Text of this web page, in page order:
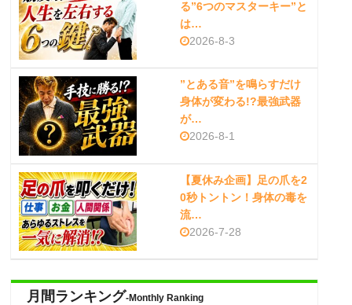
る”6つのマスターキー”と
は…
2026-8-3
”とある音”を鳴らすだけ
身体が変わる!?最強武器
が…
2026-8-1
【夏休み企画】足の爪を2
0秒トントン！身体の毒を
流…
2026-7-28
月間ランキング-Monthly Ranking